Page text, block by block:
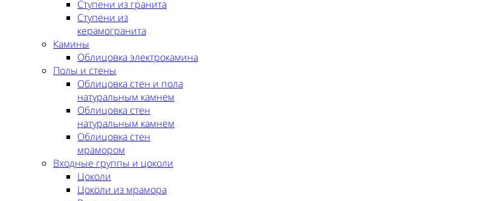
Ступени из гранита
Ступени из
керамогранита
Камины
Облицовка электрокамина
Полы и стены
Облицовка стен и пола
натуральным камнем
Облицовка стен
натуральным камнем
Облицовка стен
мрамором
Входные группы и цоколи
Цоколи
Цоколи из мрамора